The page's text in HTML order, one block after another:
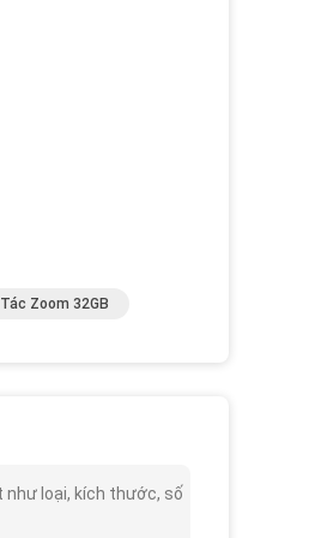
Zoom 32GB
loại, kích thước, số